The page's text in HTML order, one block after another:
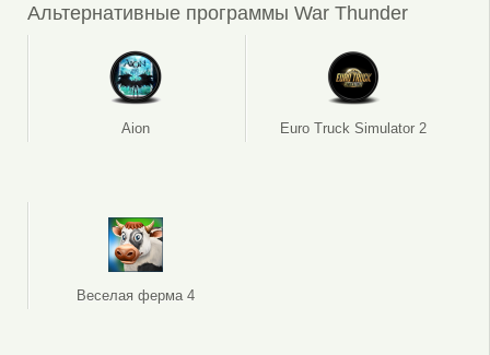
Альтернативные программы War Thunder
Aion Euro Truck Simulator 2
Веселая ферма 4